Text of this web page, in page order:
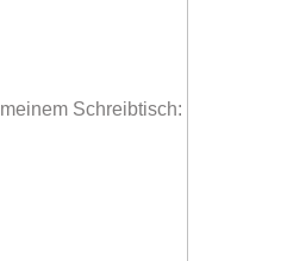
meinem Schreibtisch: